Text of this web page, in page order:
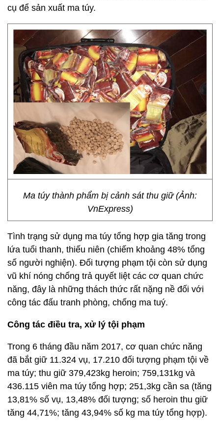
cụ để sản xuất ma túy.
Ma túy thành phẩm bị cảnh sát thu giữ (Ảnh:
VnExpress)
Tình trạng sử dụng ma túy tổng hợp gia tăng trong
lứa tuổi thanh, thiếu niên (chiếm khoảng 48% tổng
số người nghiện). Đối tượng phạm tội còn sử dụng
vũ khí nóng chống trả quyết liệt các cơ quan chức
năng, đây là những thách thức rất nặng nề đối với
công tác đấu tranh phòng, chống ma tuý.
Công tác điều tra, xử lý tội phạm
Trong 6 tháng đầu năm 2017, cơ quan chức năng
đã bắt giữ 11.324 vụ, 17.210 đối tượng phạm tội về
ma túy; thu giữ 379,423kg heroin; 759,131kg và
436.115 viên ma túy tổng hợp; 251,3kg cần sa (tăng
13,81% số vụ, 13,48% đối tượng; số heroin thu giữ
tăng 44,71%; tăng 43,94% số kg ma túy tổng hợp).